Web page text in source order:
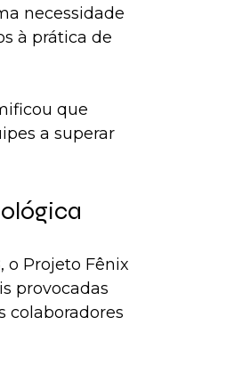
necessidade
à prática de
que
a superar
o Projeto Fênix
provocadas
colaboradores